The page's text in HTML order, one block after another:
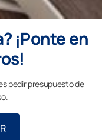
¡Ponte en
pedir presupuesto de